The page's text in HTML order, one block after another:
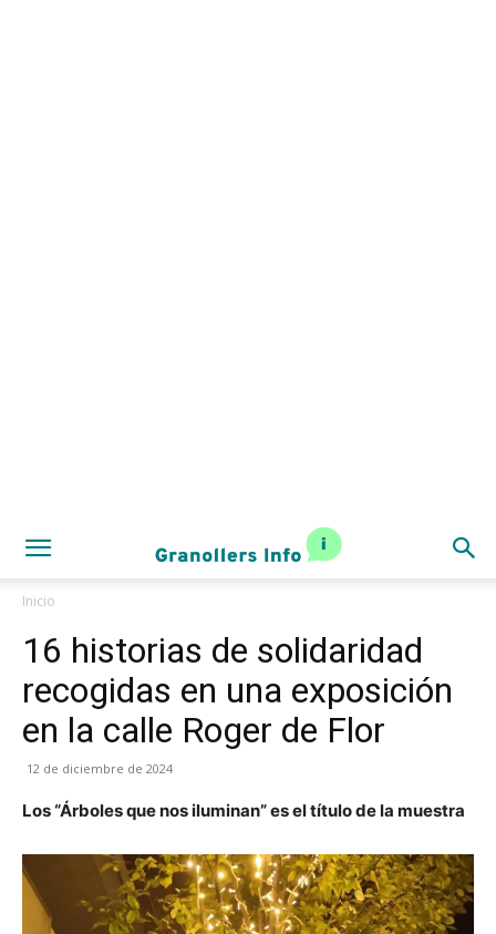
Inicio
16 historias de solidaridad
recogidas en una exposición
en la calle Roger de Flor
12 de diciembre de 2024
Los “Árboles que nos iluminan” es el título de la muestra